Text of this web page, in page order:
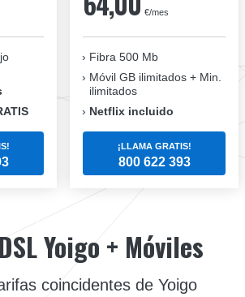
€/mes
Fibra 500 Mb
Móvil GB ilimitados + Min.
ilimitados
Netflix incluido
¡LLAMA GRATIS!
800 622 393
Yoigo + Móviles
coincidentes de Yoigo